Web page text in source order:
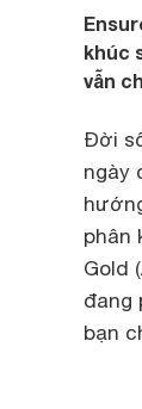
khúc
vẫn
Đời
ngày
phân
Gold
đang
bạn